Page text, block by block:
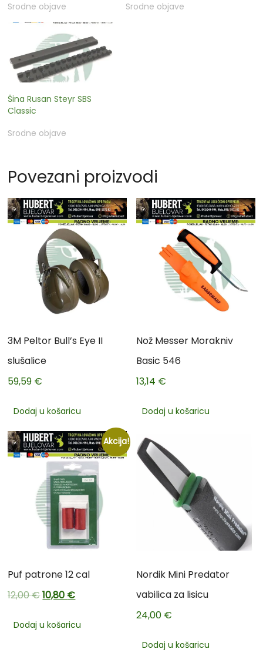
Srodne objave
Srodne objave
Šina Rusan Steyr SBS
Classic
Srodne objave
Povezani proizvodi
3M Peltor Bull’s Eye II
slušalice
59,59 €
Dodaj u košaricu
Nož Messer Morakniv
Basic 546
13,14 €
Dodaj u košaricu
Akcija!
Puf patrone 12 cal
12,00€10,80 €
Dodaj u košaricu
Nordik Mini Predator
vabilica za lisicu
24,00 €
Dodaj u košaricu